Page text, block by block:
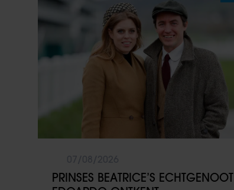
PRINSES BEATRICE’S ECHTGENOOT